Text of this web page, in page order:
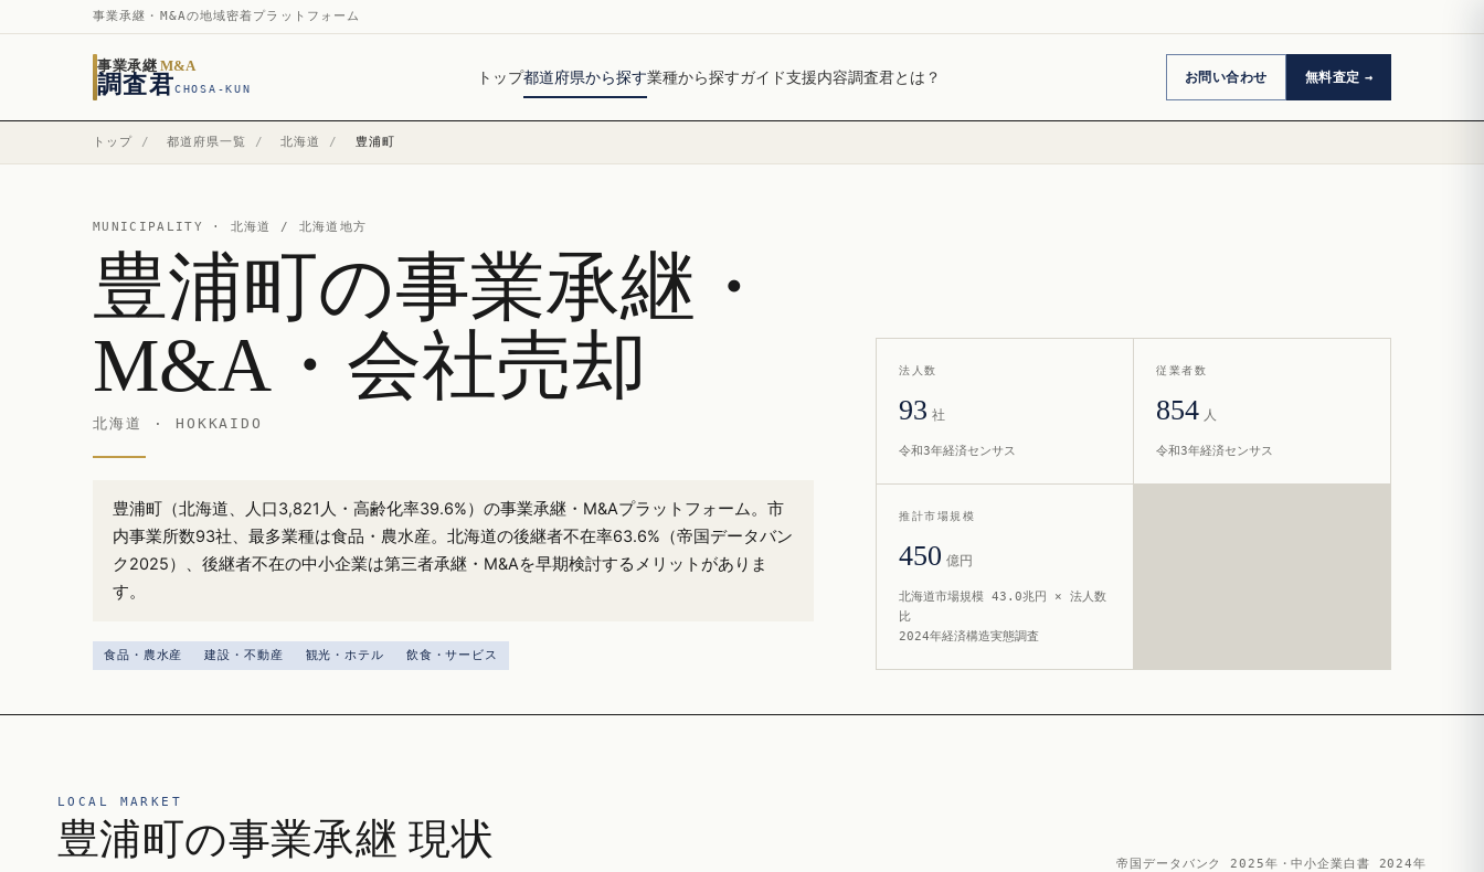
事業承継・M&Aの地域密着プラットフォーム
事業承継 M&A
調査君CHOSA-KUN
トップ都道府県から探す業種から探すガイド支援内容調査君とは？ お問い合わせ 無料査定
トップ / 都道府県一覧 / 北海道 / 豊浦町
MUNICIPALITY · 北海道 / 北海道地方
豊浦町の事業承継・
M&A・会社売却
北海道 · HOKKAIDO
豊浦町（北海道、人口3,821人・高齢化率39.6%）の事業承継・M&Aプラットフォーム。市
内事業所数93社、最多業種は食品・農水産。北海道の後継者不在率63.6%（帝国データバン
ク2025）、後継者不在の中小企業は第三者承継・M&Aを早期検討するメリットがありま
す。
食品・農水産 建設・不動産 観光・ホテル 飲食・サービス
法人数
93 社
令和3年経済センサス
従業者数
854 人
令和3年経済センサス
推計市場規模
450 億円
北海道市場規模 43.0兆円 × 法人数
比
2024年経済構造実態調査
LOCAL MARKET
豊浦町の事業承継 現状
帝国データバンク 2025年・中小企業白書 2024年